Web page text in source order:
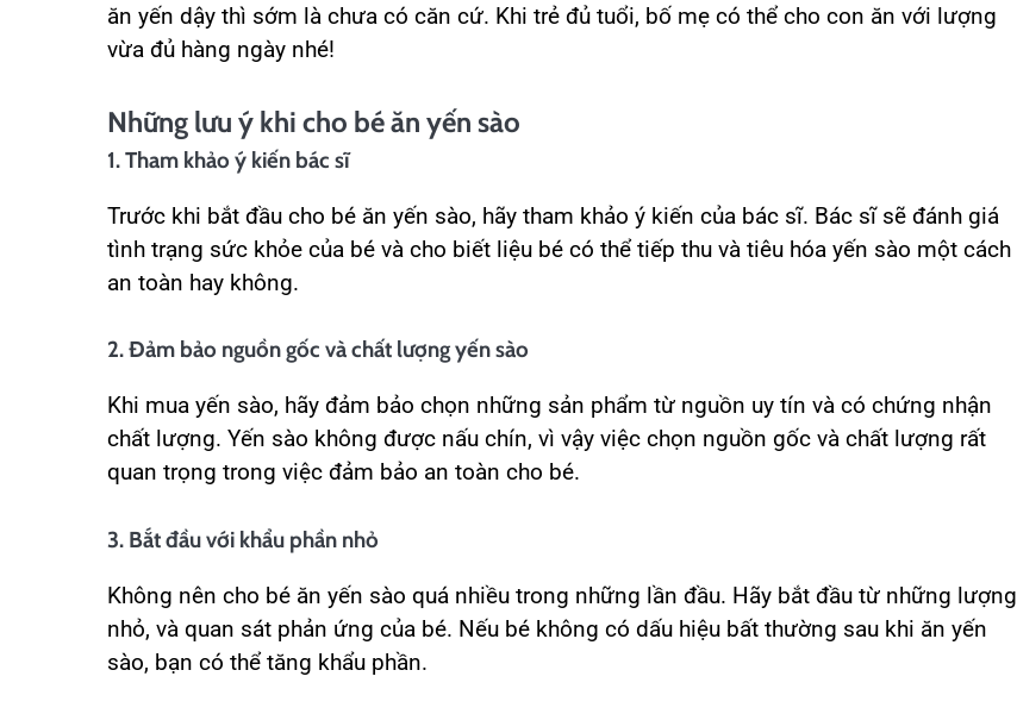
ăn yến dậy thì sớm là chưa có căn cứ. Khi trẻ đủ tuổi, bố mẹ có thể cho con ăn với lượng
vừa đủ hàng ngày nhé!
Những lưu ý khi cho bé ăn yến sào
1. Tham khảo ý kiến bác sĩ
Trước khi bắt đầu cho bé ăn yến sào, hãy tham khảo ý kiến của bác sĩ. Bác sĩ sẽ đánh giá
tình trạng sức khỏe của bé và cho biết liệu bé có thể tiếp thu và tiêu hóa yến sào một cách
an toàn hay không.
2. Đảm bảo nguồn gốc và chất lượng yến sào
Khi mua yến sào, hãy đảm bảo chọn những sản phẩm từ nguồn uy tín và có chứng nhận
chất lượng. Yến sào không được nấu chín, vì vậy việc chọn nguồn gốc và chất lượng rất
quan trọng trong việc đảm bảo an toàn cho bé.
3. Bắt đầu với khẩu phần nhỏ
Không nên cho bé ăn yến sào quá nhiều trong những lần đầu. Hãy bắt đầu từ những lượng
nhỏ, và quan sát phản ứng của bé. Nếu bé không có dấu hiệu bất thường sau khi ăn yến
sào, bạn có thể tăng khẩu phần.